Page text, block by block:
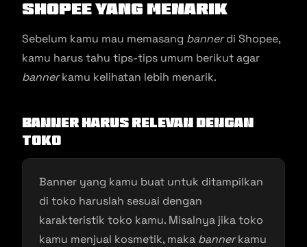
Shopee yang Menarik
Sebelum kamu mau memasang bannerdi Shopee,
kamu harus tahu tips-tips umum berikut agar
bannerkamu kelihatan lebih menarik.
Banner Harus Relevan dengan
Toko
Banner yang kamu buat untuk ditampilkan
di toko haruslah sesuai dengan
karakteristik toko kamu. Misalnya jika toko
kamu menjual kosmetik, maka bannerkamu